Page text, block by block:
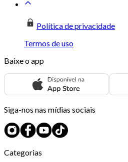
Política de privacidade
Termos de uso
Baixe o app
Siga-nos nas mídias sociais
Categorias